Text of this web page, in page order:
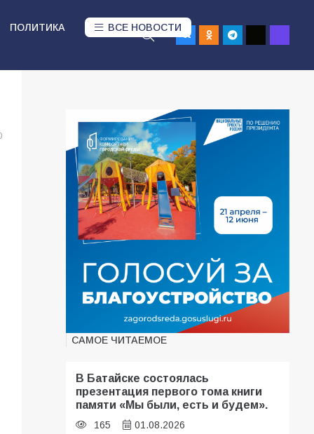
ПОЛИТИКА ВСЕ НОВОСТИ
САМОЕ ЧИТАЕМОЕ
В Батайске состоялась
презентация первого тома книги
памяти «Мы были, есть и будем».
165 01.08.2026